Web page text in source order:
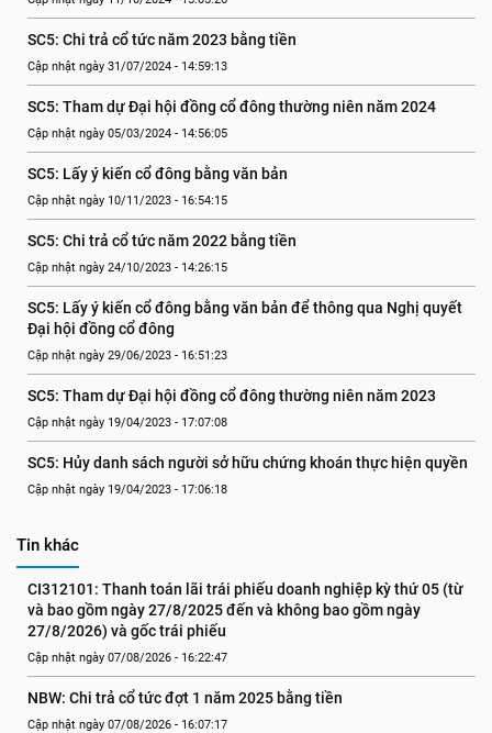
SC5: Chi trả cổ tức năm 2023 bằng tiền
Cập nhật ngày 31/07/2024 - 14:59:13
SC5: Tham dự Đại hội đồng cổ đông thường niên năm 2024
Cập nhật ngày 05/03/2024 - 14:56:05
SC5: Lấy ý kiến cổ đông bằng văn bản
Cập nhật ngày 10/11/2023 - 16:54:15
SC5: Chi trả cổ tức năm 2022 bằng tiền
Cập nhật ngày 24/10/2023 - 14:26:15
SC5: Lấy ý kiến cổ đông bằng văn bản để thông qua Nghị quyết
Đại hội đồng cổ đông
Cập nhật ngày 29/06/2023 - 16:51:23
SC5: Tham dự Đại hội đồng cổ đông thường niên năm 2023
Cập nhật ngày 19/04/2023 - 17:07:08
SC5: Hủy danh sách người sở hữu chứng khoán thực hiện quyền
Cập nhật ngày 19/04/2023 - 17:06:18
Tin khác
CI312101: Thanh toán lãi trái phiếu doanh nghiệp kỳ thứ 05 (từ
và bao gồm ngày 27/8/2025 đến và không bao gồm ngày
27/8/2026) và gốc trái phiếu
Cập nhật ngày 07/08/2026 - 16:22:47
NBW: Chi trả cổ tức đợt 1 năm 2025 bằng tiền
Cập nhật ngày 07/08/2026 - 16:07:17